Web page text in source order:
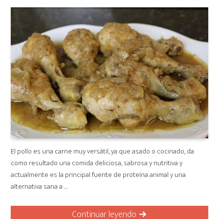
El pollo es una carne muy versátil, ya que asado o cocinado, da
como resultado una comida deliciosa, sabrosa y nutritiva y
actualmente es la principal fuente de proteína animal y una
alternativa sana a …
Continuar leyendo